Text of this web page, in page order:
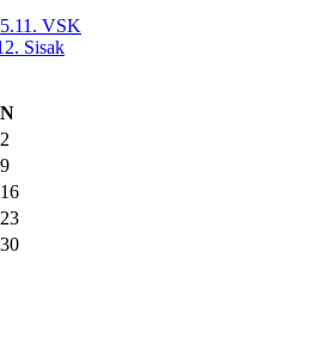
VSK
Sisak
N
2
9
16
23
30